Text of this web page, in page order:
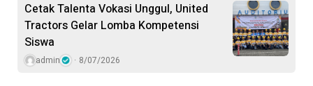
Cetak Talenta Vokasi Unggul, United
Tractors Gelar Lomba Kompetensi
Siswa
admin 8/07/2026